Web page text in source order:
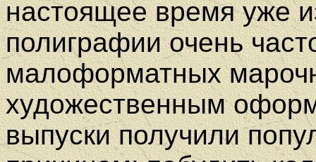
настоящее время уже
полиграфии очень
малоформатных
художественным
выпуски получили